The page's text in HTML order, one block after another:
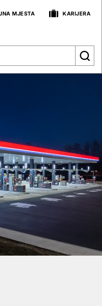
MJESTA KARIJERA